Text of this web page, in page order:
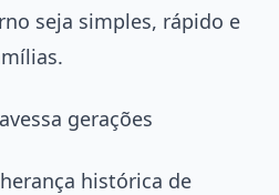
seja simples, rápido e
gerações
histórica de